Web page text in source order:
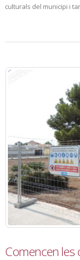
culturals del municipi i
Comencen les